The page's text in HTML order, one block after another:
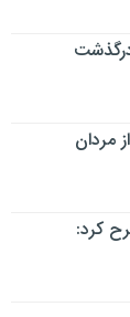
درگذشت
مردان
کرد: